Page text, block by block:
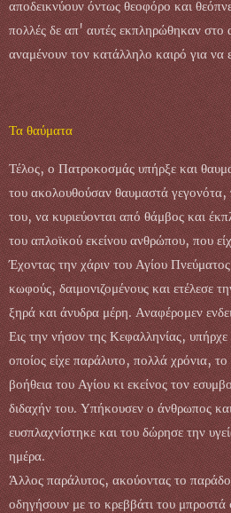
αποδεικνύουν όντως θεοφόρο και
πολλές δε απ' αυτές εκπληρώθηκαν στο
αναμένουν τον κατάλληλο καιρό για να
Τα θαύματα
Τέλος, ο Πατροκοσμάς υπήρξε και
του ακολουθούσαν θαυμαστά γεγονότα,
του, να κυριεύονται από θάμβος και
του απλοϊκού εκείνου ανθρώπου, που
Έχοντας την χάριν του Αγίου
κωφούς, δαιμονιζομένους και ετέλεσε
ξηρά και άνυδρα μέρη. Αναφέρομεν
Εις την νήσον της Κεφαλληνίας,
οποίος είχε παράλυτο, πολλά χρόνια, το
βοήθεια του Αγίου κι εκείνος τον
διδαχήν του. Υπήκουσεν ο άνθρωπος
ευσπλαχνίστηκε και του δώρησε την
ημέρα.
Άλλος παράλυτος, ακούοντας το
οδηγήσουν με το κρεββάτι του